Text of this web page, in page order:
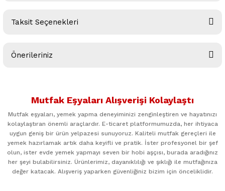
Taksit Seçenekleri
Önerileriniz
kullanarak tarafımıza iletebilirsiniz.
Ürün resmi kalitesiz, bozuk veya görüntülenemiyor.
Ürün bilgilerinde hatalar bulunuyor.
Ürün fiyatı diğer sitelerden daha pahalı.
Mutfak Eşyaları Alışverişi Kolaylaştı
Mutfak eşyaları, yemek yapma deneyiminizi zenginleştiren ve hayatınızı
kolaylaştıran önemli araçlardır. E-ticaret platformumuzda, her ihtiyaca
uygun geniş bir ürün yelpazesi sunuyoruz. Kaliteli mutfak gereçleri ile
yemek hazırlamak artık daha keyifli ve pratik. İster profesyonel bir şef
olun, ister evde yemek yapmayı seven bir hobi aşçısı, burada aradığınız
her şeyi bulabilirsiniz. Ürünlerimiz, dayanıklılığı ve şıklığı ile mutfağınıza
değer katacak. Alışveriş yaparken güvenliğiniz bizim için önceliklidir.